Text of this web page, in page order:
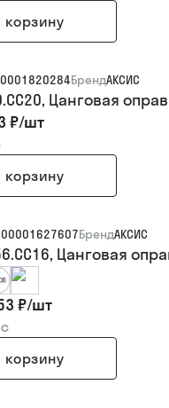
корзину
БрендАКСИС
Цанговая
₽/шт
корзину
00001627607БрендАКСИС
Цанговая
₽/шт
корзину